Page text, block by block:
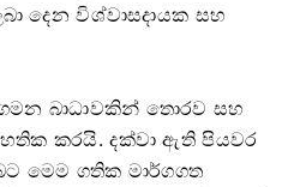
දෙන විශ්වාසදායක සහ
බාධාවකින් තොරව සහ
කරයි. දක්වා ඇති පියවර
මෙම ගතික මාර්ගගත